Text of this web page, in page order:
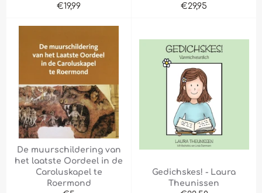
Normale
€19,99
Normale
€29,95
De muurschildering van
het laatste Oordeel in de
Caroluskapel te
Roermond
Gedichskes! - Laura
Theunissen